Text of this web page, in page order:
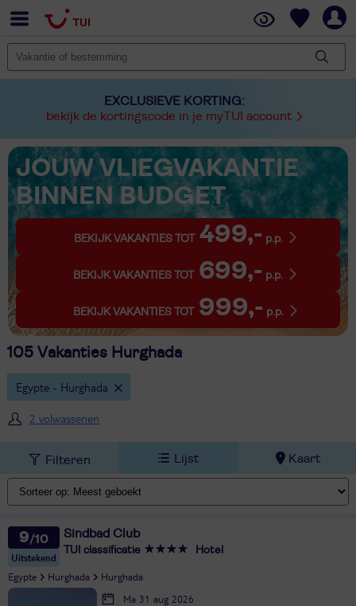
EXCLUSIEVE KORTING:
bekijk de kortingscode in je myTUI account
JOUW VLIEGVAKANTIE
BINNEN BUDGET
BEKIJK VAKANTIES TOT 499,- p.p.
BEKIJK VAKANTIES TOT 699,- p.p.
BEKIJK VAKANTIES TOT 999,- p.p.
105 Vakanties Hurghada
Egypte - Hurghada
2 volwassenen
Filteren Lijst Kaart
9
Uitstekend
Sindbad Club
TUI classificatie Hotel
Egypte Hurghada Hurghada
Ma 31 aug 2026